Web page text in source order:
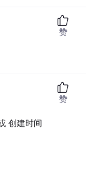
赞
创建时间
赞